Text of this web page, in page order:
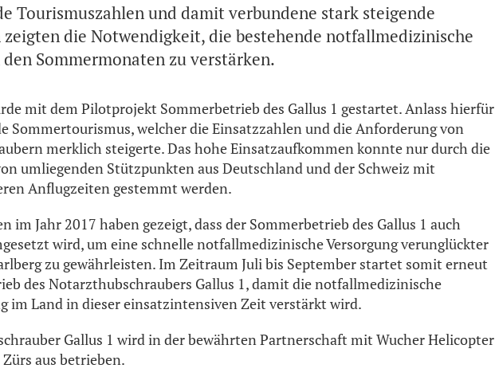
Tourismuszahlen und damit verbundene stark steigende
zeigten die Notwendigkeit, die bestehende notfallmedizinische
Sommermonaten zu verstärken.
mit dem Pilotprojekt Sommerbetrieb des Gallus 1 gestartet. Anlass hierfür
Sommertourismus, welcher die Einsatzzahlen und die Anforderung von
merklich steigerte. Das hohe Einsatzaufkommen konnte nur durch die
umliegenden Stützpunkten aus Deutschland und der Schweiz mit
Anflugzeiten gestemmt werden.
im Jahr 2017 haben gezeigt, dass der Sommerbetrieb des Gallus 1 auch
wird, um eine schnelle notfallmedizinische Versorgung verunglückter
zu gewährleisten. Im Zeitraum Juli bis September startet somit erneut
des Notarzthubschraubers Gallus 1, damit die notfallmedizinische
im Land in dieser einsatzintensiven Zeit verstärkt wird.
Gallus 1 wird in der bewährten Partnerschaft mit Wucher Helicopter
aus betrieben.